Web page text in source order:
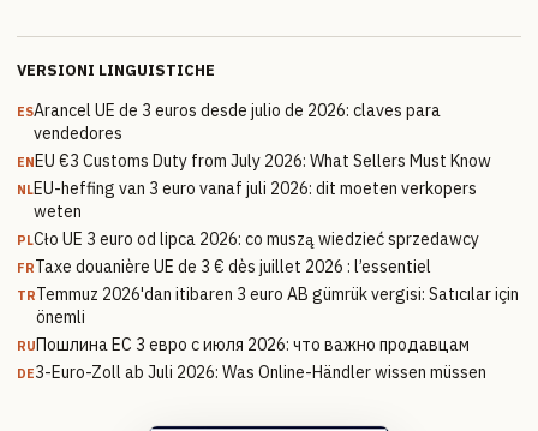
VERSIONI LINGUISTICHE
ESArancel UE de 3 euros desde julio de 2026: claves para
vendedores
ENEU €3 Customs Duty from July 2026: What Sellers Must Know
NLEU-heffing van 3 euro vanaf juli 2026: dit moeten verkopers
weten
PLCło UE 3 euro od lipca 2026: co muszą wiedzieć sprzedawcy
FRTaxe douanière UE de 3 € dès juillet 2026 : l’essentiel
TRTemmuz 2026'dan itibaren 3 euro AB gümrük vergisi: Satıcılar için
önemli
RUПошлина ЕС 3 евро с июля 2026: что важно продавцам
DE3-Euro-Zoll ab Juli 2026: Was Online-Händler wissen müssen